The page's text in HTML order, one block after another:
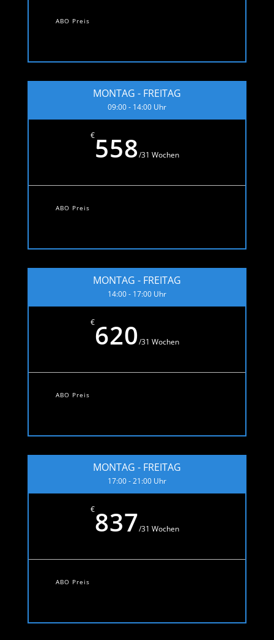
ABO Preis
MONTAG - FREITAG
09:00 - 14:00 Uhr
€558/31 Wochen
ABO Preis
MONTAG - FREITAG
14:00 - 17:00 Uhr
€620/31 Wochen
ABO Preis
MONTAG - FREITAG
17:00 - 21:00 Uhr
€837/31 Wochen
ABO Preis